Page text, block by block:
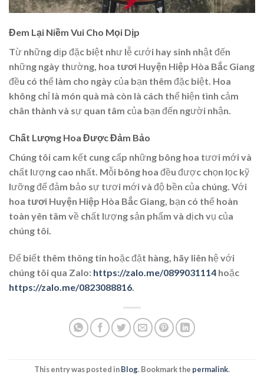
Đem Lại Niềm Vui Cho Mọi Dịp
Từ những dịp đặc biệt như lễ cưới hay sinh nhật đến
những ngày thường, hoa tươi Huyện Hiệp Hòa Bắc Giang
đều có thể làm cho ngày của bạn thêm đặc biệt. Hoa
không chỉ là món quà mà còn là cách thể hiện tình cảm
chân thành và sự quan tâm của bạn đến người nhận.
Chất Lượng Hoa Được Đảm Bảo
Chúng tôi cam kết cung cấp những bông hoa tươi mới và
chất lượng cao nhất. Mỗi bông hoa đều được chọn lọc kỹ
lưỡng để đảm bảo sự tươi mới và độ bền của chúng. Với
hoa tươi Huyện Hiệp Hòa Bắc Giang, bạn có thể hoàn
toàn yên tâm về chất lượng sản phẩm và dịch vụ của
chúng tôi.
Để biết thêm thông tin hoặc đặt hàng, hãy liên hệ với
chúng tôi qua Zalo: https://zalo.me/0899031114 hoặc
https://zalo.me/0823088816.
This entry was posted inBlog. Bookmark the permalink.